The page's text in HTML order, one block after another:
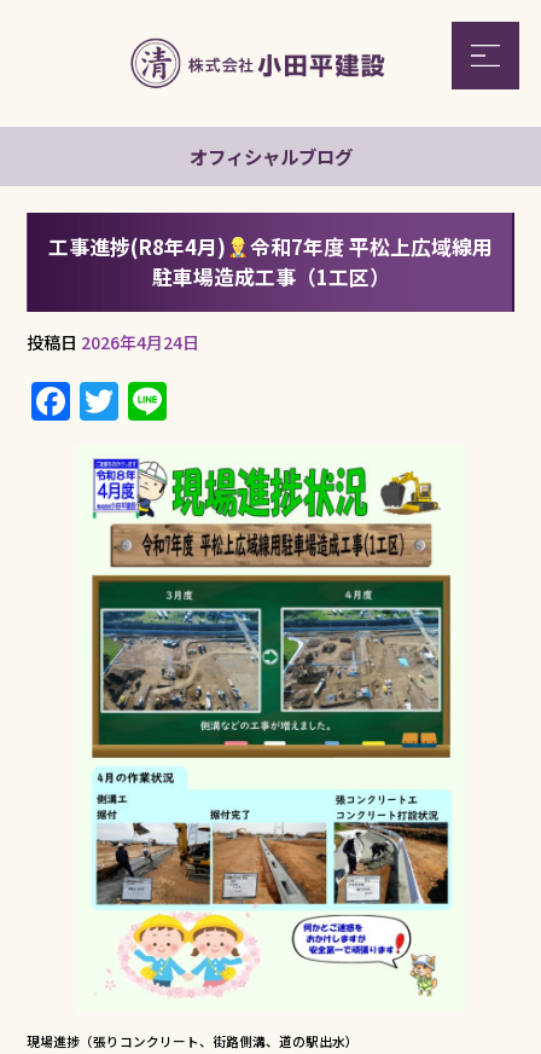
オフィシャルブログ
工事進捗(R8年4月)
令和7年度 平松上広域線用
駐車場造成工事（1工区）
投稿日 2026年4月24日
F
a
e
o
T
w
it
te
r
e
現場進捗（張りコンクリート、街路側溝、道の駅出水）